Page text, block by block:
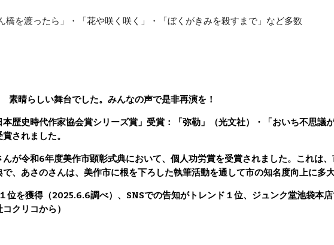
橋を渡ったら」・「花や咲く咲く」・「ぼくがきみを殺すまで」など多数
晴らしい舞台でした。みんなの声で是非再演を！
史時代作家協会賞シリーズ賞」受賞：「弥勒」（光文社）・「おいち不思議
されました。
令和6年度美作市顕彰式典において、個人功労賞を受賞されました。これは
、あさのさんは、美作市に根を下ろした執筆活動を通して市の知名度向上に多
を獲得（2025.6.6調べ）、SNSでの告知がトレンド１位、ジュンク堂池袋本
クリコから）